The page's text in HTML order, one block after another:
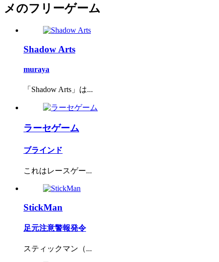
メのフリーゲーム
Shadow Arts
muraya
「Shadow Arts」は...
ラーセゲーム
ブラインド
これはレースゲー...
StickMan
足元注意警報発令
スティックマン（...